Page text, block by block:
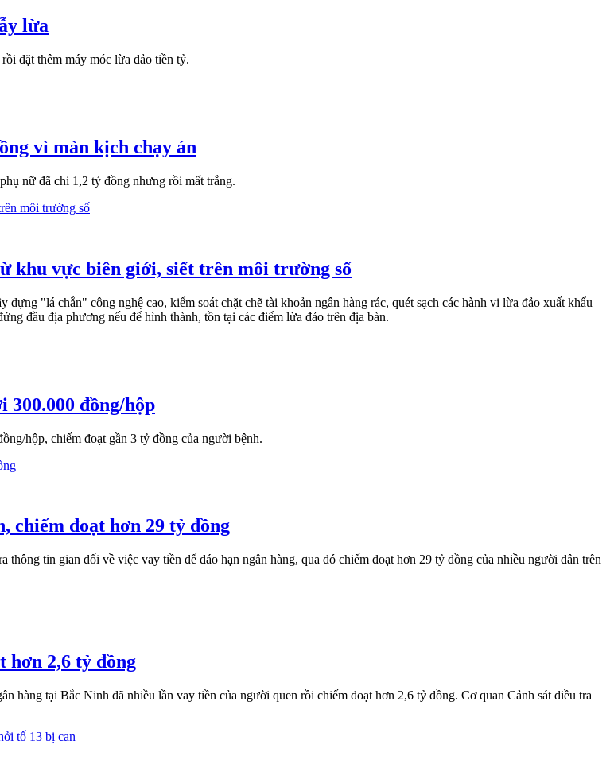
lừa
đặt thêm máy móc lừa đảo tiền tỷ.
vì màn kịch chạy án
nữ đã chi 1,2 tỷ đồng nhưng rồi mất trắng.
khu vực biên giới, siết trên môi trường số
"lá chắn" công nghệ cao, kiểm soát chặt chẽ tài khoản ngân hàng rác, quét sạch các hành vi lừa đảo xuất khẩu
đầu địa phương nếu để hình thành, tồn tại các điểm lừa đảo trên địa bàn.
300.000 đồng/hộp
hộp, chiếm đoạt gần 3 tỷ đồng của người bệnh.
chiếm đoạt hơn 29 tỷ đồng
tin gian dối về việc vay tiền để đáo hạn ngân hàng, qua đó chiếm đoạt hơn 29 tỷ đồng của nhiều người dân trên
hơn 2,6 tỷ đồng
hàng tại Bắc Ninh đã nhiều lần vay tiền của người quen rồi chiếm đoạt hơn 2,6 tỷ đồng. Cơ quan Cảnh sát điều tra